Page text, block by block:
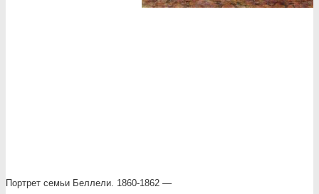
Портрет семьи Беллели. 1860-1862 —